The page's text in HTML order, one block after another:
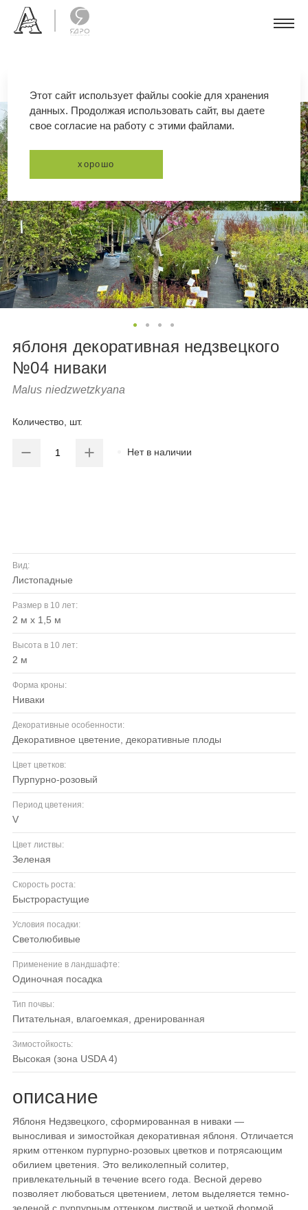
яблоня декоративная недзвецкого
№04 ниваки
Malus niedzwetzkyana
Количество, шт.
Нет в наличии
Вид:
листопадные
Размер в 10 лет:
2 м х 1,5 м
Высота в 10 лет:
2 м
Форма кроны:
ниваки
Декоративные особенности:
декоративное цветение, декоративные плоды
Цвет цветков:
пурпурно-розовый
Период цветения:
V
Цвет листвы:
зеленая
Скорость роста:
быстрорастущие
Условия посадки:
светолюбивые
Применение в ландшафте:
одиночная посадка
Тип почвы:
питательная, влагоемкая, дренированная
Зимостойкость:
высокая (зона USDA 4)
описание
Яблоня Недзвецкого, сформированная в ниваки —
выносливая и зимостойкая декоративная яблоня. Отличается
ярким оттенком пурпурно-розовых цветков и потрясающим
обилием цветения. Это великолепный солитер,
привлекательный в течение всего года. Весной дерево
позволяет любоваться цветением, летом выделяется темно-
Этот сайт использует файлы cookie для хранения
данных. Продолжая использовать сайт, вы даете
свое согласие на работу с этими файлами.
хорошо